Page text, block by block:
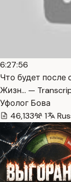
6:27:56
Что будет после
Жизн… —
Уфолог Бова
46,133
1